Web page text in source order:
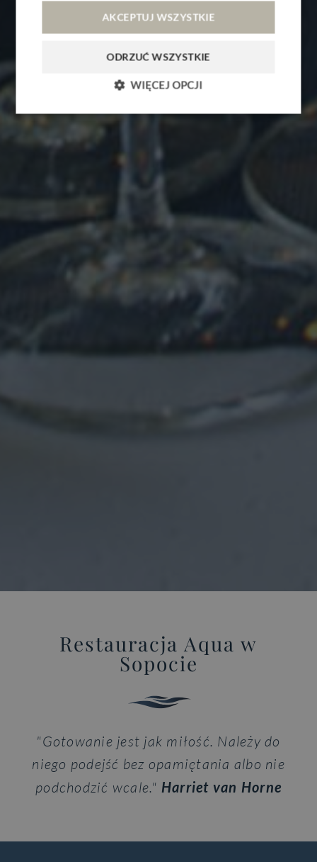
OPINIE
KONTAKT
PL EN CZ LT
REZERWACJA
Restauracja Aqua w
Sopocie
"Gotowanie jest jak miłość. Należy do
niego podejść bez opamiętania albo nie
podchodzić wcale." Harriet van Horne
AKCEPTUJ WSZYSTKIE
ODRZUĆ WSZYSTKIE
WIĘCEJ OPCJI